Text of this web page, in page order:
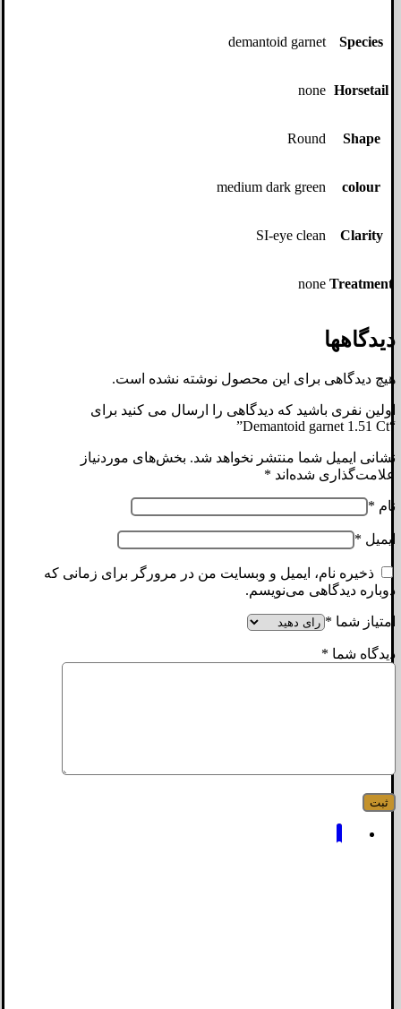
Species
demantoid garnet
Horsetail
none
Shape
Round
colour
medium dark green
Clarity
SI-eye clean
Treatment
none
دیدگاهها
هیچ دیدگاهی برای این محصول نوشته نشده است.
اولین نفری باشید که دیدگاهی را ارسال می کنید برای
“Demantoid garnet 1.51 Ct”
نشانی ایمیل شما منتشر نخواهد شد. بخش‌های موردنیاز
علامت‌گذاری شده‌اند *
نام *
ایمیل *
ذخیره نام، ایمیل و وبسایت من در مرورگر برای زمانی که
دوباره دیدگاهی می‌نویسم.
امتیاز شما *
دیدگاه شما *